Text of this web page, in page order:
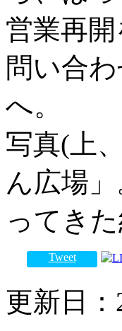
営業再
問い合
へ。
写真(上
ん広場
ってきた
Tweet
更新日：